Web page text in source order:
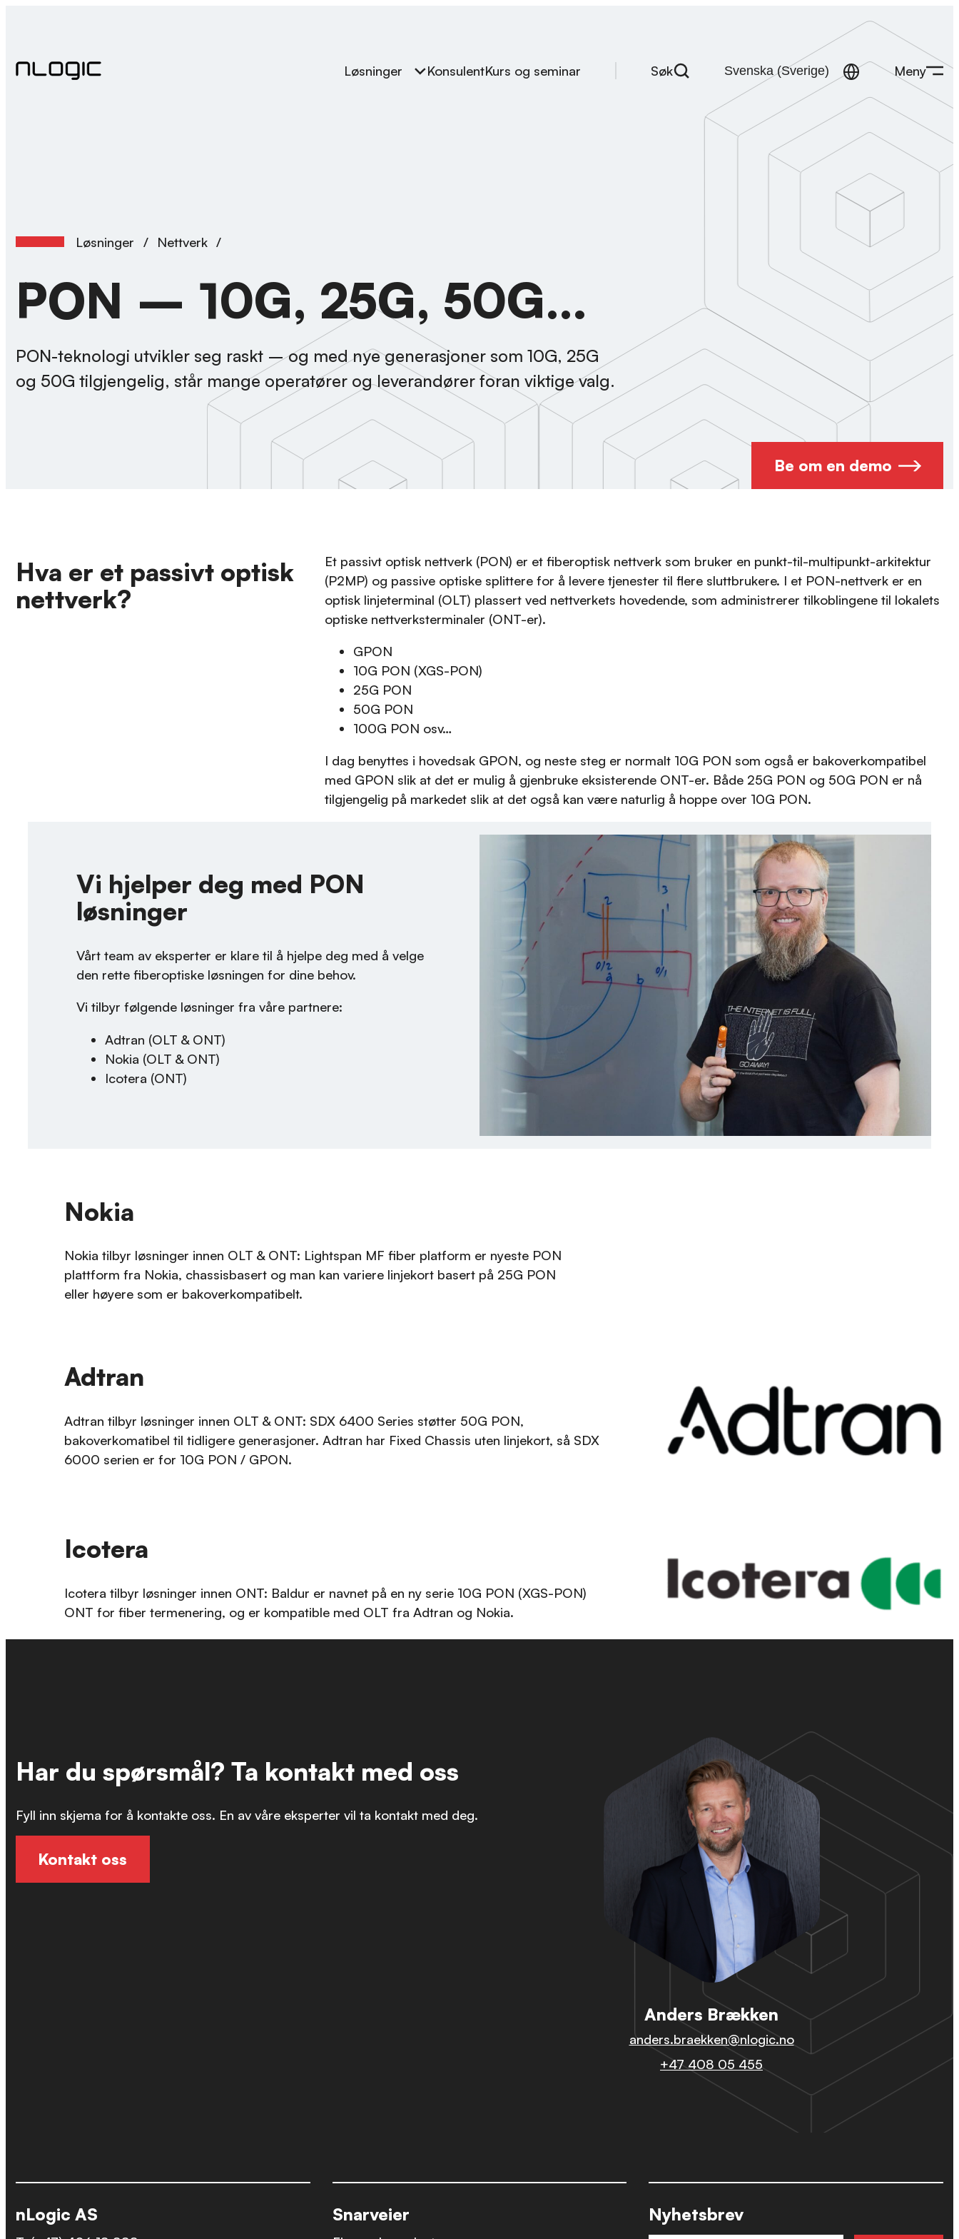
Løsninger
KonsulentKurs og seminar Søk Meny
Løsninger / Nettverk /
PON – 10G, 25G, 50G…
PON-teknologi utvikler seg raskt – og med nye generasjoner som 10G, 25G
og 50G tilgjengelig, står mange operatører og leverandører foran viktige valg.
Be om en demo
Hva er et passivt optisk
nettverk?
Et passivt optisk nettverk (PON) er et fiberoptisk nettverk som bruker en punkt-til-multipunkt-arkitektur
(P2MP) og passive optiske splittere for å levere tjenester til flere sluttbrukere. I et PON-nettverk er en
optisk linjeterminal (OLT) plassert ved nettverkets hovedende, som administrerer tilkoblingene til lokalets
optiske nettverksterminaler (ONT-er).
GPON
10G PON (XGS-PON)
25G PON
50G PON
100G PON osv…
I dag benyttes i hovedsak GPON, og neste steg er normalt 10G PON som også er bakoverkompatibel
med GPON slik at det er mulig å gjenbruke eksisterende ONT-er. Både 25G PON og 50G PON er nå
tilgjengelig på markedet slik at det også kan være naturlig å hoppe over 10G PON.
Vi hjelper deg med PON
løsninger
Vårt team av eksperter er klare til å hjelpe deg med å velge
den rette fiberoptiske løsningen for dine behov.
Vi tilbyr følgende løsninger fra våre partnere:
Adtran (OLT & ONT)
Nokia (OLT & ONT)
Icotera (ONT)
Nokia
Nokia tilbyr løsninger innen OLT & ONT: Lightspan MF fiber platform er nyeste PON
plattform fra Nokia, chassisbasert og man kan variere linjekort basert på 25G PON
eller høyere som er bakoverkompatibelt.
Adtran
Adtran tilbyr løsninger innen OLT & ONT: SDX 6400 Series støtter 50G PON,
bakoverkomatibel til tidligere generasjoner. Adtran har Fixed Chassis uten linjekort, så SDX
6000 serien er for 10G PON / GPON.
Icotera
Icotera tilbyr løsninger innen ONT: Baldur er navnet på en ny serie 10G PON (XGS-PON)
ONT for fiber termenering, og er kompatible med OLT fra Adtran og Nokia.
Har du spørsmål? Ta kontakt med oss
Fyll inn skjema for å kontakte oss. En av våre eksperter vil ta kontakt med deg.
Kontakt oss
Anders Brækken
anders.braekken@nlogic.no
+47 408 05 455
nLogic AS Snarveier Nyhetsbrev